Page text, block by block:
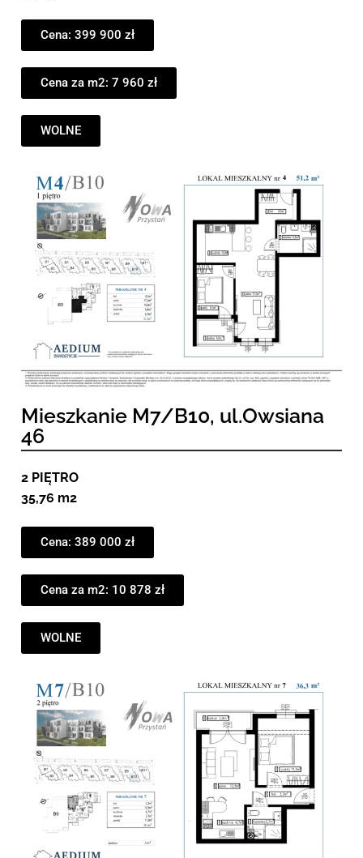
Cena: 399 900 zł
Cena za m2: 7 960 zł
WOLNE
Mieszkanie M7/B10, ul.Owsiana
46
2 PIĘTRO
35,76 m2
Cena: 389 000 zł
Cena za m2: 10 878 zł
WOLNE